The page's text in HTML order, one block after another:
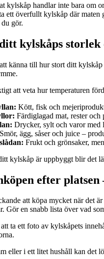
kylskåp handlar inte bara om
ett överfullt kylskåp där maten
gör.
kylskåps storlek
känna till hur stort ditt
att veta hur temperaturen
Kött, fisk och
Färdiglagad mat, rester och
Drycker, sylt och varor med
Smör, ägg, såser och juice –
Frukt och grönsaker,
kylskåp är uppbyggt blir det
efter
att köpa mycket när det
Gör en snabb lista över vad
ta ett foto av kylskåpets
eller i ett litet hushåll kan det